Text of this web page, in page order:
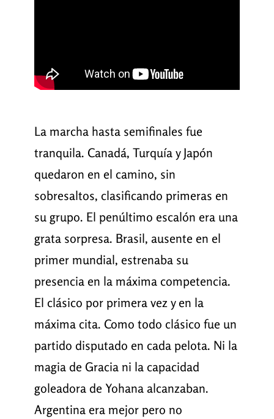
La marcha hasta semifinales fue
tranquila. Canadá, Turquía y Japón
quedaron en el camino, sin
sobresaltos, clasificando primeras en
su grupo. El penúltimo escalón era una
grata sorpresa. Brasil, ausente en el
primer mundial, estrenaba su
presencia en la máxima competencia.
El clásico por primera vez y en la
máxima cita. Como todo clásico fue un
partido disputado en cada pelota. Ni la
magia de Gracia ni la capacidad
goleadora de Yohana alcanzaban.
Argentina era mejor pero no